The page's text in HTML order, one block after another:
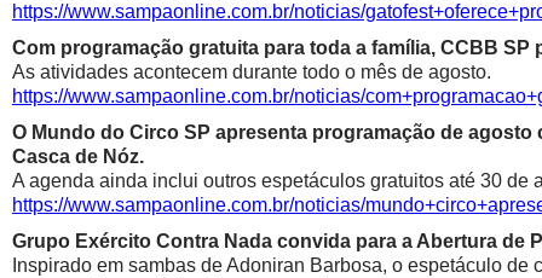
https://www.sampaonline.com.br/noticias/
Com programação gratuita para toda a família, CCBB
As atividades acontecem durante todo o mês de agosto.
https://www.sampaonline.com.br/noticias/
O Mundo do Circo SP apresenta programação de
Casca de Nóz.
A agenda ainda inclui outros espetáculos gratuitos até 30 de
https://www.sampaonline.com.br/noticias/
Grupo Exército Contra Nada convida para a Abertura de
Inspirado em sambas de Adoniran Barbosa, o espetáculo